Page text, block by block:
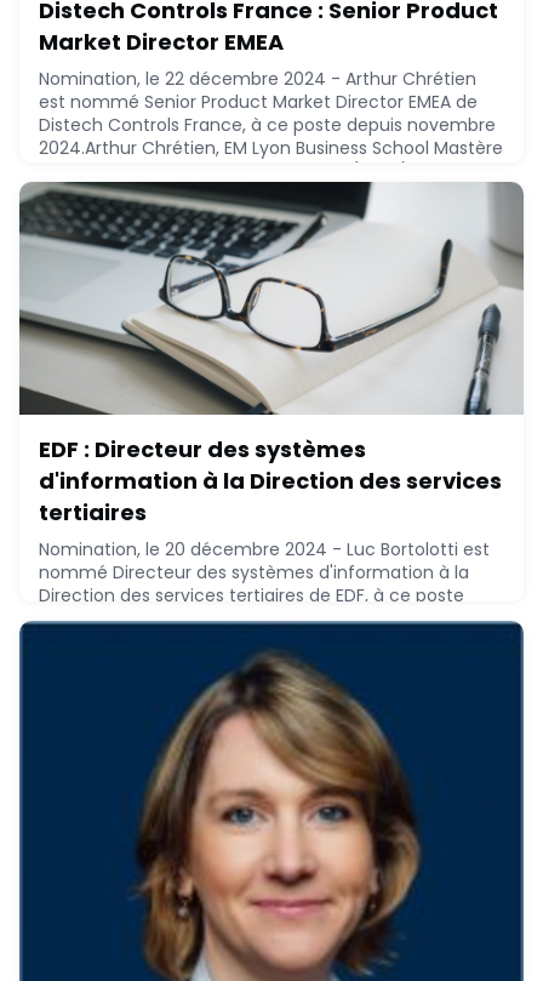
Distech Controls France : Senior Product
Market Director EMEA
Nomination, le 22 décembre 2024 - Arthur Chrétien
est nommé Senior Product Market Director EMEA de
Distech Controls France, à ce poste depuis novembre
2024.Arthur Chrétien, EM Lyon Business School Mastère
spécialisé - EM Lyon Business School (2009), ECAM
LaSalle (2008), a réalisé le parcours suivant :* 2020 -
2024 : Distech Controls France, Responsable
portefeuille produits* 2015 - 2020 : Distech
December 22, 2024
EDF : Directeur des systèmes
d'information à la Direction des services
tertiaires
Nomination, le 20 décembre 2024 - Luc Bortolotti est
nommé Directeur des systèmes d'information à la
Direction des services tertiaires de EDF, à ce poste
depuis novembre 2024.Luc Bortolotti, MBA - EM Lyon
(1994), a réalisé le parcours suivant :* 2021 - 2024 :
Enedis, IT manager* 2019 - 2021 : GRTgaz, Head of IT
operations* 2016 - 2019 : GRTgaz,
December 20, 2024